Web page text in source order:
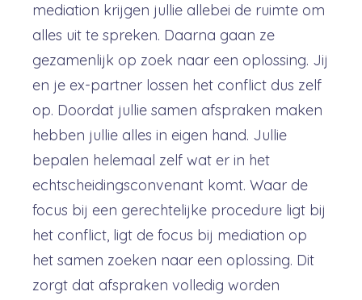
mediation krijgen jullie allebei de ruimte om
alles uit te spreken. Daarna gaan ze
gezamenlijk op zoek naar een oplossing. Jij
en je ex-partner lossen het conflict dus zelf
op. Doordat jullie samen afspraken maken
hebben jullie alles in eigen hand. Jullie
bepalen helemaal zelf wat er in het
echtscheidingsconvenant komt. Waar de
focus bij een gerechtelijke procedure ligt bij
het conflict, ligt de focus bij mediation op
het samen zoeken naar een oplossing. Dit
zorgt dat afspraken volledig worden